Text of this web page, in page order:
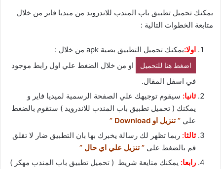
يمكنك تحميل تطبيق باب المندب للاندرويد من ميديا فاير من خلال
متابعة الخطوات التالية :
اولا:يمكنك تحميل التطبيق بصية apk من خلال :
اضغط هنا للتحميل
او من خلال الضغط علي اول رابط موجود
في اسفل المقال.
ثانيا: سيقوم توجيهك علي الصفحة الرسمية لميديا فاير و
يمكنك ( تحميل تطبيق باب المندب للاندرويد ) ستقوم بالضغط
علي ” تنزيل او Download ”
ثالثا: ربما تظهر لك رسالة يخبرك بها بان التطبيق ضار لا تقلق
قم بالضغط علي ” تنزيل علي اي حال ”
رابعا: يمكنك متايعة شريط ( تحميل تطبيق باب المندب مهكر )